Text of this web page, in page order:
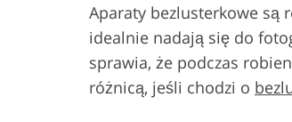
Aparaty bezlusterkowe są
idealnie nadają się do
sprawia, że podczas
różnicą, jeśli chodzi o